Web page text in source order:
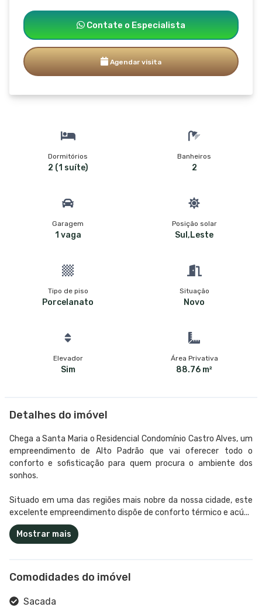
Contate o Especialista
Agendar visita
Dormitórios
2 (1 suíte)
Banheiros
2
Garagem
1 vaga
Posição solar
Sul,Leste
Tipo de piso
Porcelanato
Situação
Novo
Elevador
Sim
Área Privativa
88.76 m²
Detalhes do imóvel
Chega a Santa Maria o Residencial Condomínio Castro Alves, um
empreendimento de Alto Padrão que vai oferecer todo o
conforto e sofisticação para quem procura o ambiente dos
sonhos.
Situado em uma das regiões mais nobre da nossa cidade, este
excelente empreendimento dispõe de conforto térmico e acú...
Mostrar mais
Comodidades do imóvel
Sacada